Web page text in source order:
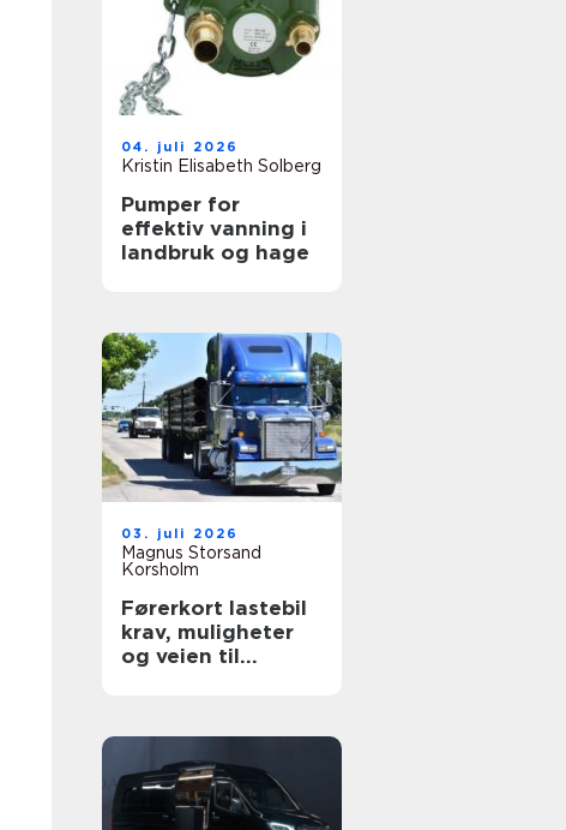
04. juli 2026
Kristin Elisabeth Solberg
Pumper for
effektiv vanning i
landbruk og hage
03. juli 2026
Magnus Storsand
Korsholm
Førerkort lastebil
krav, muligheter
og veien til